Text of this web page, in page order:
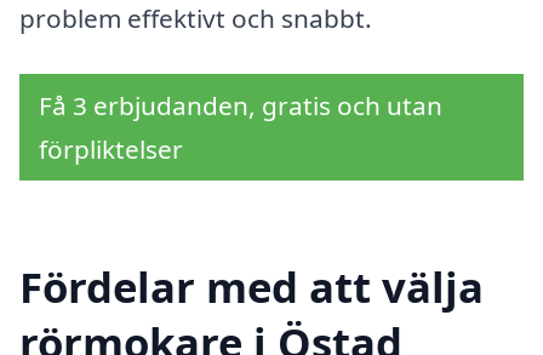
problem effektivt och snabbt.
Få 3 erbjudanden, gratis och utan
förpliktelser
Fördelar med att välja
rörmokare i Östad